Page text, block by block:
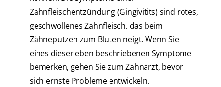
Zahnfleischentzündung (Gingivitits) sind rotes,
geschwollenes Zahnfleisch, das beim
Zähneputzen zum Bluten neigt. Wenn Sie
eines dieser eben beschriebenen Symptome
bemerken, gehen Sie zum Zahnarzt, bevor
sich ernste Probleme entwickeln.